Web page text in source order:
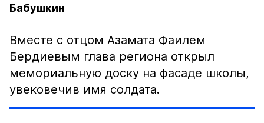
Бабушкин
Вместе с отцом Азамата Фаилем
Бердиевым глава региона открыл
мемориальную доску на фасаде школы,
увековечив имя солдата.